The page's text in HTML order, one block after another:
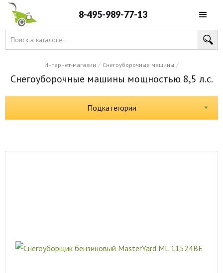
8-495-989-77-13
Интернет-магазин / Снегоуборочные машины /
Снегоуборочные машины мощностью 8,5 л.с.
Подкатегории